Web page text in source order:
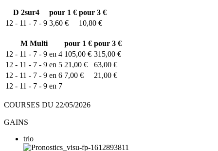
D 2sur4 pour 1 € pour 3 €
12 - 11 - 7 - 9 3,60 € 10,80 €
MMulti pour 1 € pour 3 €
12 - 11 - 7 - 9 en 4 105,00 € 315,00 €
12 - 11 - 7 - 9 en 5 21,00 €
63,00 €
12 - 11 - 7 - 9 en 6 7,00 €
21,00 €
12 - 11 - 7 - 9 en 7
COURSES DU 22/05/2026
GAINS
trio